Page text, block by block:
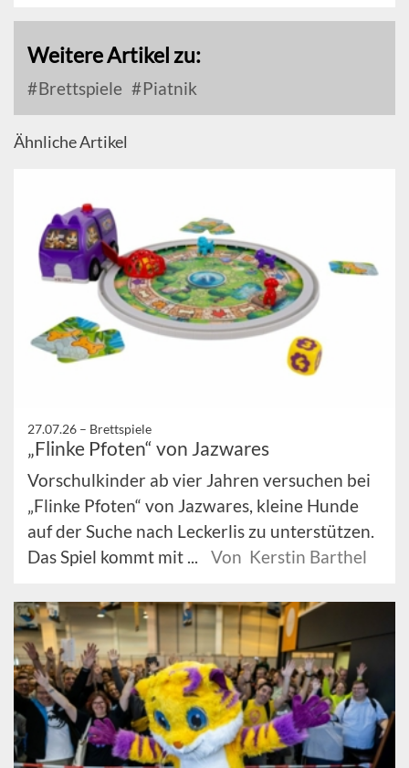
Weitere Artikel zu:
Brettspiele Piatnik
Ähnliche Artikel
27.07.26 – Brettspiele
„Flinke Pfoten“ von Jazwares
Vorschulkinder ab vier Jahren versuchen bei
„Flinke Pfoten“ von Jazwares, kleine Hunde
auf der Suche nach Leckerlis zu unterstützen.
Das Spiel kommt mit ...
Von Kerstin Barthel